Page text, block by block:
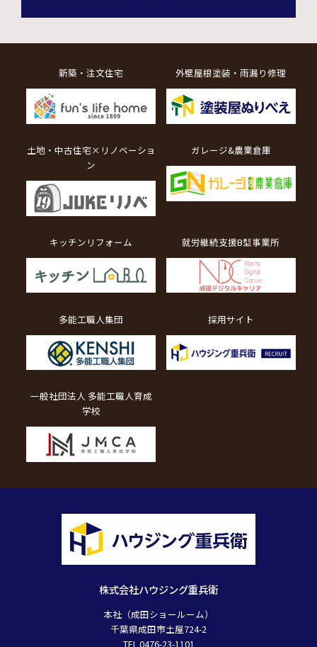
株式会社ハウジング重兵衛
本社（成田ショールーム）
千葉県成田市土屋724-2
TEL 0476-23-1101
新築・注文住宅 外壁屋根塗装・雨漏り修理
土地・中古住宅×リノベーショ
ン
ガレージ&農業倉庫
キッチンリフォーム 就労継続支援B型事業所
多能工職人集団 採用サイト
一般社団法人 多能工職人育成
学校